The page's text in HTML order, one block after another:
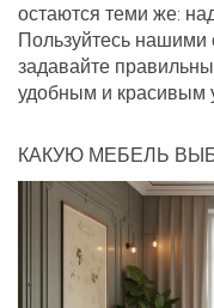
остаются теми же:
Пользуйтесь нашими
задавайте
удобным и красивым
КАКУЮ МЕБЕЛЬ